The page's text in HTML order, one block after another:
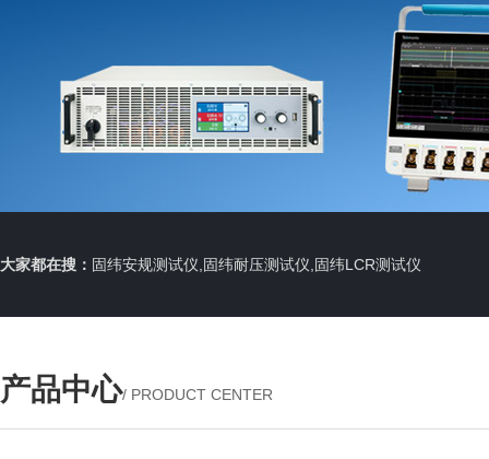
大家都在搜： 固纬安规测试仪,固纬耐压测试仪,固纬LCR测试仪
产品中心/ PRODUCT CENTER